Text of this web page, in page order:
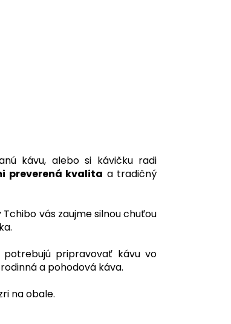
kávu, alebo si kávičku radi
preverená kvalita a tradičný
vás zaujme silnou chuťou
pripravovať kávu vo
a pohodová káva.
na obale.